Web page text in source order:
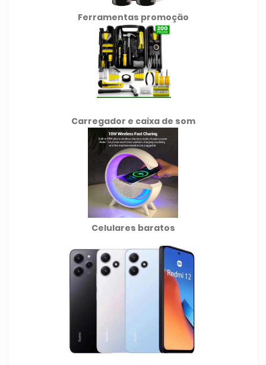
Ferramentas promoção
Carregador e caixa de som
Celulares baratos